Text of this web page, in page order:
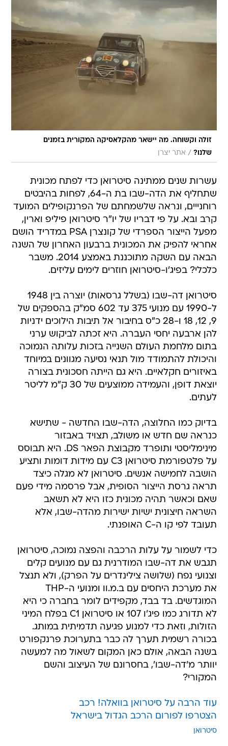
זולה וקשוחה. מה יישאר מהקלאסיקה המקורית בזמנים
שלנו? / אתר יצרן
עשרות שנים ממתינה סיטרואן כדי לפתח מכונית
שתחליף את הדה-שבו בת ה-64, לפחות בהיבטים
רוחנייים, ונראה שלשמחתם של הפרנקופילים המועד
קרב ובא. על פי דבריו של יו"ר סיטרואן פיליפ וארין,
מפעל הייצור הספרדי של קונצרן PSA במדריד הושם
אחראי להפיק את המכונית ברבעון האחרון של השנה
הבאה עם השקה מתוכננת באמצע 2014. משבר
כלכלי? בפיג'ו-סיטרואן חוזרים לימים עליזים.
סיטרואן דה-שבו (בשלל גרסאות) יוצרה בין 1948
ל-1990 עם מנועי 375 עד 602 סמ"ק בהספקים של
9, 12, 18 ו-28 כ"ס בחיבור אל תיבות הילוכים ידניות
להן ארבעה יחסי העברה. היא זכתה לביקוש ערני
בתום מלחמת העולם השנייה בזכות עלותה הנמוכה
והיכולת להתמודד מול תנאי נסיעה מגוונים במיוחד
באיזורים חקלאיים. היא גם הייתה חסכונית בצורה
יוצאת דופן, והעמידה ממוצעים של 30 ק"מ לליטר
לעתים.
בדיוק כמו החלוצה, הדה-שבו החדשה - שתישא
כנראה שם חדש או משולב, תצויד באבזור
מינימליסטי ותופרד מקבוצת הפאר DS. היא תבוסס
על פלטפורמת סיטרואן C3 עם מידות דומות ותציע
הושבה לחמישה אנשים. סיטרואן לא מגלה כיצד
תראה גרסת הייצור הסופית, אבל פרסמה מידי פעם
שאם וכאשר תהיה מכונית כזו היא לא תשאב
השראה חיצונית ישיות ישירות מהדה-שבו, אלא
תעובד לפי קו ה-C האופנתי.
כדי לשמור על עלות הרכבה והפצה נמוכה, סיטרואן
תגבש את דה-שבו המודרנית גם עם מנועים קלים
וצנועי נפח (שלושה צילינדרים על הפרק), ולא תנצל
את מערכת היחסים עם ב.מ.וו ומנועי ה-THP
המוגדשים. בד בבד, מקפידים לומר בחברה כי היא
לא תדורג כמו פיג'ו 107 או סיטרואן C1 בפלח המיני
הזולות, וזאת כדי למנוע פגיעה תדמיתית במותג.
בכורה רשמית תערך לה כבר בתערוכת פרנקפורט
בשנה הבאה, אולם כאן המקום לשאול מה למעשה
יוותר מ'דה-שבו', בחסרונם של העיצוב והשם
המקורי?
עוד הרבה על סיטרואן בוואלה! רכב
הצטרפו לפורום הרכב הגדול בישראל
סיטרואן